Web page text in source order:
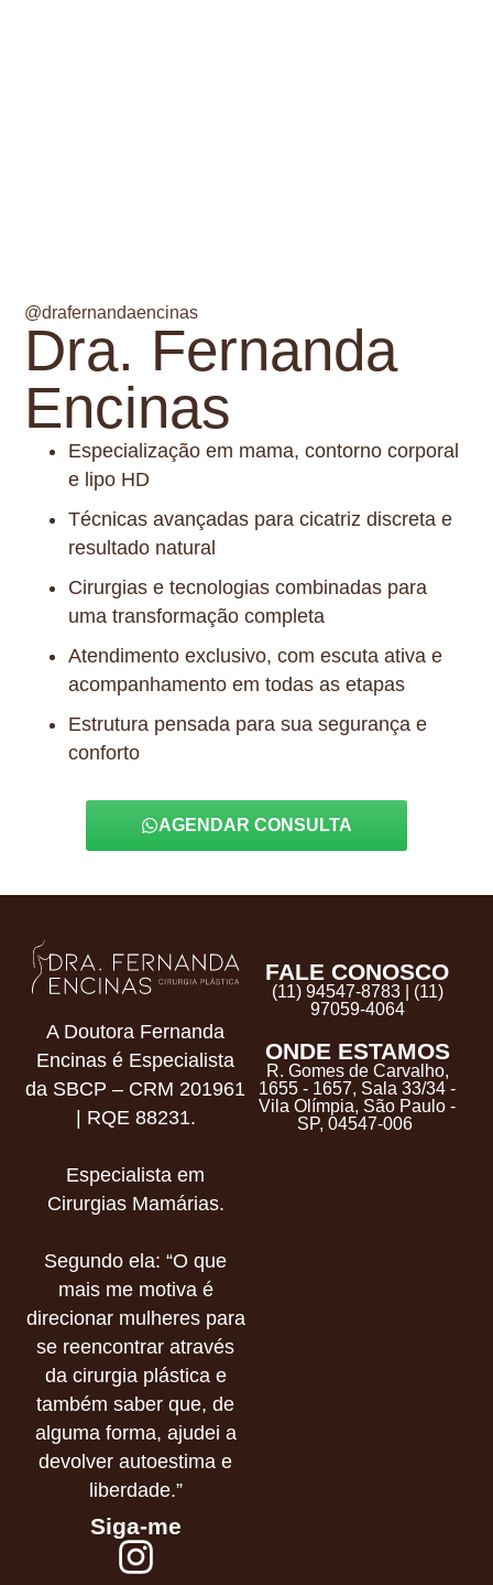
@drafernandaencinas
Dra. Fernanda
Encinas
Especialização em mama, contorno corporal
e lipo HD
Técnicas avançadas para cicatriz discreta e
resultado natural
Cirurgias e tecnologias combinadas para
uma transformação completa
Atendimento exclusivo, com escuta ativa e
acompanhamento em todas as etapas
Estrutura pensada para sua segurança e
conforto
AGENDAR CONSULTA
A Doutora Fernanda
Encinas é Especialista
da SBCP – CRM 201961
| RQE 88231.
Especialista em
Cirurgias Mamárias.
Segundo ela: “O que
mais me motiva é
direcionar mulheres para
se reencontrar através
da cirurgia plástica e
também saber que, de
alguma forma, ajudei a
devolver autoestima e
liberdade.”
Siga-me
FALE CONOSCO
(11) 94547-8783 | (11)
97059-4064
ONDE ESTAMOS
R. Gomes de Carvalho,
1655 - 1657, Sala 33/34 -
Vila Olímpia, São Paulo -
SP, 04547-006